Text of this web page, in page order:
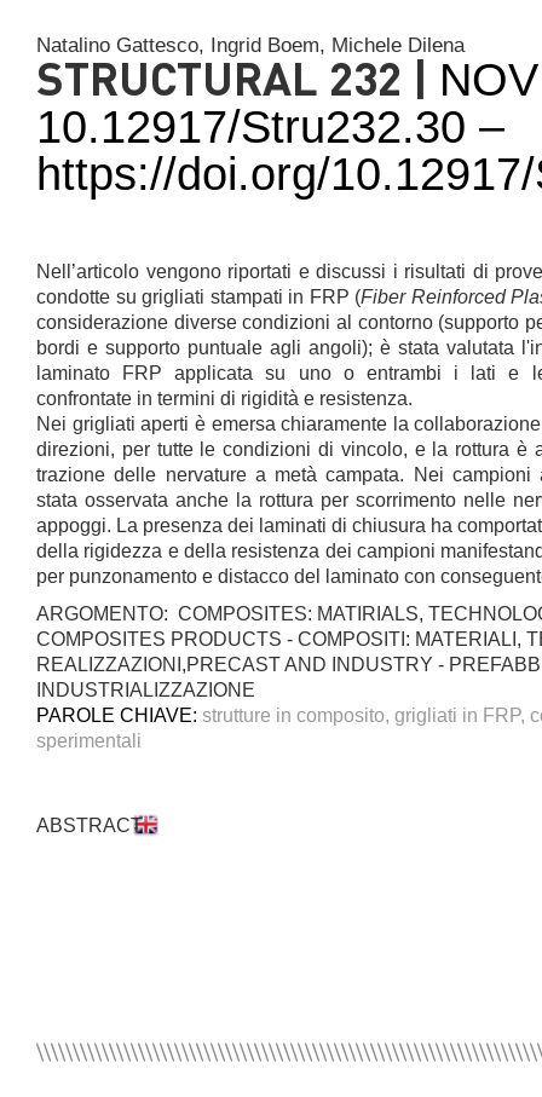
Natalino Gattesco, Ingrid Boem, Michele Dilena
STRUCTURAL 232 |
10.12917/Stru232.30 –
https://doi.org/
Nell’articolo vengono riportati e discussi i risultati di
condotte su grigliati stampati in FRP (Fiber Reinforced
considerazione diverse condizioni al contorno (supporto
bordi e supporto puntuale agli angoli); è stata valutata
laminato FRP applicata su uno o entrambi i lati e
confrontate in termini di rigidità e resistenza.
Nei grigliati aperti è emersa chiaramente la
direzioni, per tutte le condizioni di vincolo, e la rottura è
trazione delle nervature a metà campata. Nei
stata osservata anche la rottura per scorrimento nelle
appoggi. La presenza dei laminati di chiusura ha
della rigidezza e della resistenza dei campioni
per punzonamento e distacco del laminato con
ARGOMENTO: COMPOSITES: MATIRIALS,
COMPOSITES PRODUCTS - COMPOSITI: MATERIALI,
REALIZZAZIONI,PRECAST AND INDUSTRY -
INDUSTRIALIZZAZIONE
PAROLE CHIAVE: strutture in composito, grigliati in FRP,
sperimentali
ABSTRACT